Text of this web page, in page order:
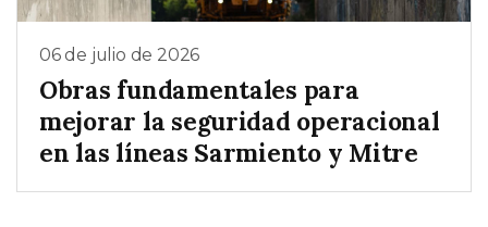
06 de julio de 2026
Obras fundamentales para
mejorar la seguridad operacional
en las líneas Sarmiento y Mitre